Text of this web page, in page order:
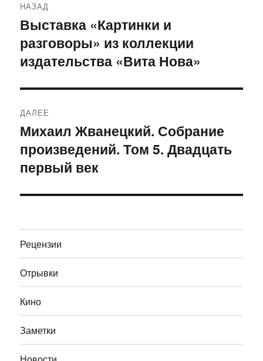
по
записям
НАЗАД
Предыдущая
запись:
Выставка «Картинки и
разговоры» из коллекции
издательства «Вита Нова»
ДАЛЕЕ
Следующая
запись:
Михаил Жванецкий. Собрание
произведений. Том 5. Двадцать
первый век
Рецензии
Отрывки
Кино
Заметки